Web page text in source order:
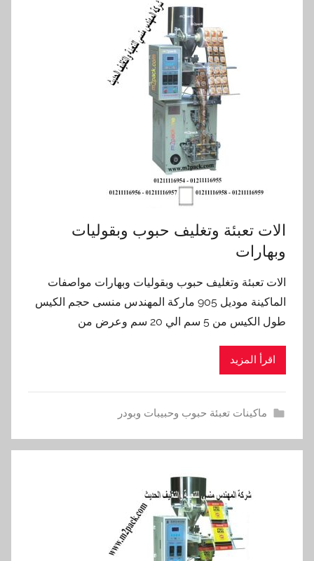
الات تعبئة وتغليف حبوب وبقوليات
وبهارات
الات تعبئة وتغليف حبوب وبقوليات وبهارات مواصفات
الماكينة موديل 905 ماركة المهندس منسى حجم الكيس
طول الكيس من 5 سم الي 20 سم وعرض من
اقرأ المزيد
ماكينات تعبئة حبوب وحبيبات وبودر